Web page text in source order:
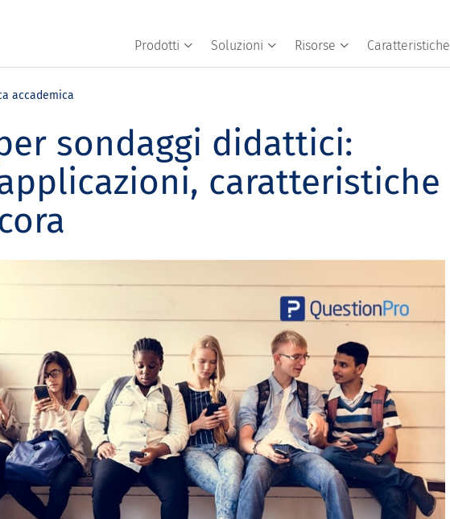
Prodotti Soluzioni Risorse Caratteristiche
accademica
sondaggi didattici:
caratteristiche